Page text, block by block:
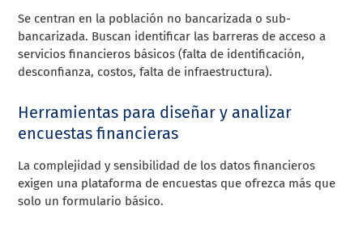
Se centran en la población no bancarizada o sub-
bancarizada. Buscan identificar las barreras de acceso a
servicios financieros básicos (falta de identificación,
desconfianza, costos, falta de infraestructura).
Herramientas para diseñar y analizar
encuestas financieras
La complejidad y sensibilidad de los datos financieros
exigen una plataforma de encuestas que ofrezca más que
solo un formulario básico.